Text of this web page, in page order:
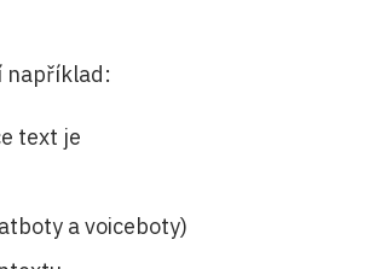
například:
text je
a voiceboty)